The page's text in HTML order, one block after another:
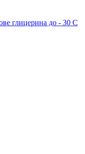
глицерина до - 30 С